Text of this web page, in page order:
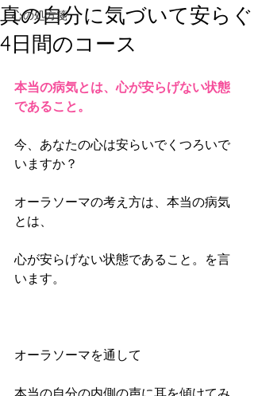
心の処方箋
真の自分に気づいて安らぐ
4日間のコース
本当の病気とは、心が安らげない状態
であること。
今、あなたの心は安らいでくつろいで
いますか？
オーラソーマの考え方は、本当の病気
とは、
心が安らげない状態であること。を言
います。
オーラソーマを通して
本当の自分の内側の声に耳を傾けてみ